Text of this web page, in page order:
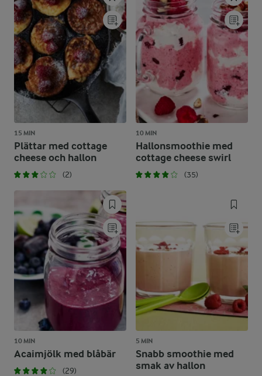
15 MIN
Plättar med cottage
cheese och hallon
(2)
10 MIN
Hallonsmoothie med
cottage cheese swirl
(35)
10 MIN
Acaimjölk med blåbär
(29)
5 MIN
Snabb smoothie med
smak av hallon